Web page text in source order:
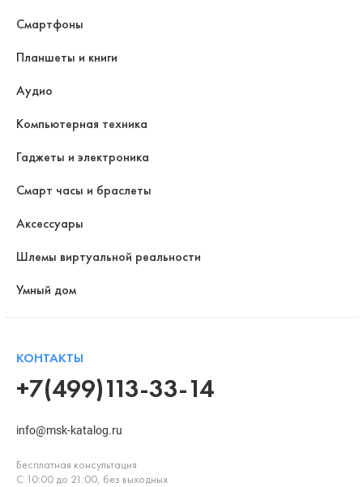
Смартфоны
Планшеты и книги
Аудио
Компьютерная техника
Гаджеты и электроника
Смарт часы и браслеты
Аксессуары
Шлемы виртуальной реальности
Умный дом
КОНТАКТЫ
+7(499)113-33-14
info@msk-katalog.ru
Бесплатная консультация
С 10:00 до 21:00, без выходных